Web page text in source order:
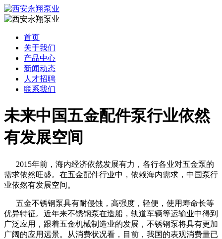
首页
关于我们
产品中心
新闻动态
人才招聘
联系我们
未来中国五金配件泵行业依然
有发展空间
2015年前，海内经济依然发展有力，各行各业对五金泵的
需求依然旺盛。在五金配件行业中，依赖海内需求，中国泵行
业依然有发展空间。
五金不锈钢泵具有耐侵蚀，高强度，轻便，使用寿命长等
优异特征。近年来不锈钢泵在造船，轨道车辆等运输业中得到
广泛应用，跟着五金机械制造业的发展，不锈钢泵将具有更加
广阔的应用远景。从消费状况看，目前，我国的表观消费量已